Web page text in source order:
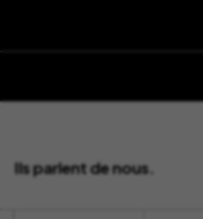
Ils parlent de nous.